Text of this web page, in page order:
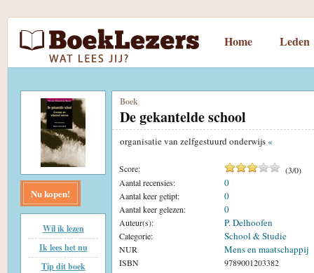
Home Leden
Nu kopen!
Wil ik lezen
Ik lees het nu
Tip dit boek
Boek
De gekantelde school
organisatie van zelfgestuurd onderwijs «
Score: (3/0)
Aantal recensies:
0
Aantal keer getipt: 0
Aantal keer gelezen: 0
Auteur(s): P. Delhoofen
Categorie: School & Studie
NUR Mens en maatschappij
ISBN 9789001203382